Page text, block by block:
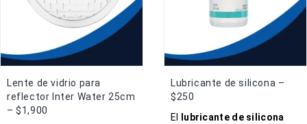
Lente de vidrio para
reflector Inter Water 25cm
– $1,900
Lubricante de silicona –
$250
El
lubricante de silicona